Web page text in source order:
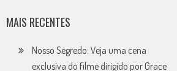
MAIS RECENTES
Nosso Segredo: Veja uma cena
exclusiva do filme dirigido por Grace